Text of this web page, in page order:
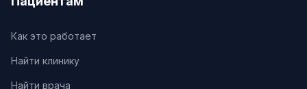
Как это работает
Найти клинику
Найти врача